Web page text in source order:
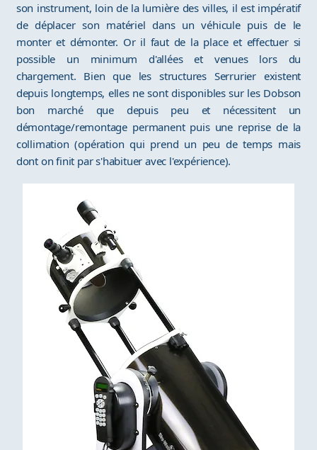
son instrument, loin de la lumière des villes, il est impératif
de déplacer son matériel dans un véhicule puis de le
monter et démonter. Or il faut de la place et effectuer si
possible un minimum d'allées et venues lors du
chargement. Bien que les structures Serrurier existent
depuis longtemps, elles ne sont disponibles sur les Dobson
bon marché que depuis peu et nécessitent un
démontage/remontage permanent puis une reprise de la
collimation (opération qui prend un peu de temps mais
dont on finit par s'habituer avec l'expérience).